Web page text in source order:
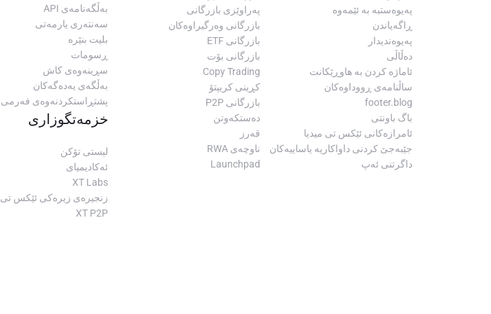
پەیوەستبە بە ئێمەوە
ڕاگەیاندن
پەیوەندیدار
دەڵاڵی
ئاماژە کردن بە هاوڕێکانت
ساڵنامەی ڕووداوەکان
footer.blog
باگ باونتی
ئامرازەکانی ئێکس تی میدیا
جێبەجێ کردنی داواکاریە یاساییەکان
داگرتنی ئەپ
پەراوێزی بازرگانی
بازرگانی وەرگیراوەکان
بازرگانی ETF
بازرگانی بۆت
Copy Trading
کڕینی کریپتۆ
بازرگانی P2P
دەستکەوتن
قەرز
ناوچەی RWA
Launchpad
بەڵگەنامەی API
سەنتەری یارمەتی
بلیت بنێرە
ڕسومات
سڕینەوەی کاش
بەڵگەی یەدەگەکان
پشتڕاستکردنەوەی فەرمی
خزمەتگوزاری
لیستی تۆکن
ئەکادیمیای
XT Labs
زنجیرەی زیرەکی ئێکس تی
XT P2P